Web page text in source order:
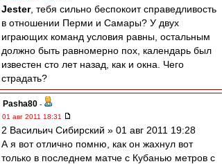
Jester, тебя сильно беспокоит справедливость
в отношении Перми и Самары? У двух
играющих команд условия равны, остальным
должно быть равномерно пох, календарь был
известен сто лет назад, как и окна. Чего
страдать?
Pasha80 -
01 авг 2011 18:31
2 Васильич Сибирский » 01 авг 2011 19:28
А я вот отлично помню, как он жахнул вот
только в последнем матче с Кубанью метров с